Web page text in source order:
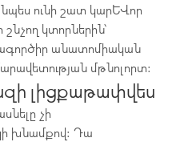
ունի շատ կարևոր
կտորներին՝
անատոմիական
մթնոլորտ:
լիցքաթափվես
չի
խնամքով: Դա